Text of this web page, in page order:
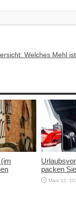
Welches Mehl ist
packen
März 12,